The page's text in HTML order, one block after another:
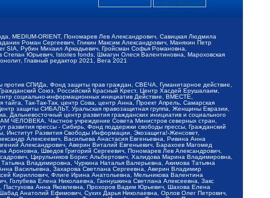
MEDIUM-ORIENT, Пономарев Лев Александрович, Савицкая Людмила
Роман Сергеевич, Гликин Максим Александрович, Маняхин Петр
Рубин Михаил Аркадьевич, Гройсман Софья Романовна,
Юрьевич, Istories fonds, Шмагун Олеся Валентиновна, Мароховская
Главный редактор 2021, Вега 2021
СПИДа, Фонд защиты прав граждан, СВЕЧА, Гуманитарное действие,
Союз, Российский Красный Крест, Центр Хасдей Ерушалаим,
социально-информационных инициатив Действие, ВМЕСТЕ,
Так-Так-Так, центр Сова, центр Анна, Проект Апрель, Самарская
защиты СИБАЛЬТ, Уральская правозащитная группа, Женщины Евразии,
Дальневосточный центр развития гражданских инициатив и социального
ЧЕЛОВЕКА, Частное учреждение Совета Министров северных стран,
прессы - Сибирь, Фонд поддержки свободы прессы, Гражданский
Институт Развития Свободы Информации, Экозащита!-Женсовет,
Алексеевич, Васильева Анастасия Евгеньевна, Ривина Анна
Александрович, Аверин Виталий Евгеньевич, Барахоев Магомед
Шведов Григорий Сергеевич, Пономарев Лев Александрович,
Цирульников Борис Альбертович, Халидова Марина Владимировна,
Владимировна, Чуркина Наталья Валерьевна, Акимова Татьяна
Васильевна, Захарова Светлана Сергеевна, Аверин Владимир
Кириллович, Флиге Ирина Анатольевна, Мельникова Валентина
Елена Николаевна, Ганнушкина Светлана Алексеевна, Закс
Анна Яковлевна, Прохоров Вадим Юрьевич, Шахова Елена
Анатолий Ефимович, Сухих Дарья Николаевна, Орлов Олег Петрович,